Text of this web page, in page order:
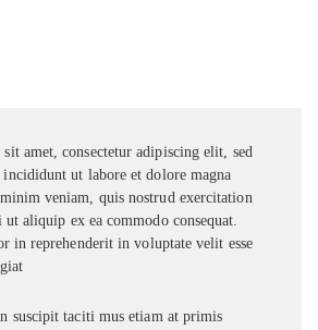
amet, consectetur adipiscing elit, sed
ut labore et dolore magna
veniam, quis nostrud exercitation
aliquip ex ea commodo consequat.
in reprehenderit in voluptate velit esse
suscipit taciti mus etiam at primis